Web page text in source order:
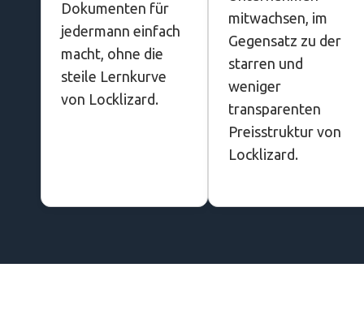
Dokumenten für
jedermann einfach
macht, ohne die
steile Lernkurve
von Locklizard.
mitwachsen, im
Gegensatz zu der
starren und
weniger
transparenten
Preisstruktur von
Locklizard.